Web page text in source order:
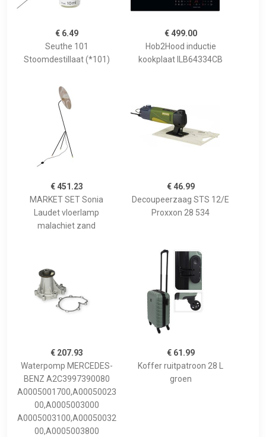
€ 6.49
Seuthe 101
Stoomdestillaat (*101)
€ 499.00
Hob2Hood inductie
kookplaat ILB64334CB
€ 451.23
MARKET SET Sonia
Laudet vloerlamp
malachiet zand
€ 46.99
Decoupeerzaag STS 12/E
Proxxon 28 534
€ 207.93
Waterpomp MERCEDES-
BENZ A2C3997390080
A0005001700,A00050023
00,A0005003000
A0005003100,A00050032
00,A0005003800
€ 61.99
Koffer ruitpatroon 28 L
groen